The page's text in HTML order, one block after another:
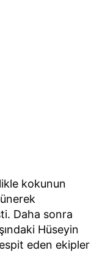
kokunun
Daha sonra
Hüseyin
eden ekipler